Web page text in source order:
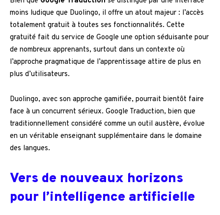
moins ludique que Duolingo, il offre un atout majeur : l’accès
totalement gratuit à toutes ses fonctionnalités. Cette
gratuité fait du service de Google une option séduisante pour
de nombreux apprenants, surtout dans un contexte où
l’approche pragmatique de l’apprentissage attire de plus en
plus d’utilisateurs.
Duolingo, avec son approche gamifiée, pourrait bientôt faire
face à un concurrent sérieux. Google Traduction, bien que
traditionnellement considéré comme un outil austère, évolue
en un véritable enseignant supplémentaire dans le domaine
des langues.
Vers de nouveaux horizons
pour l’intelligence artificielle